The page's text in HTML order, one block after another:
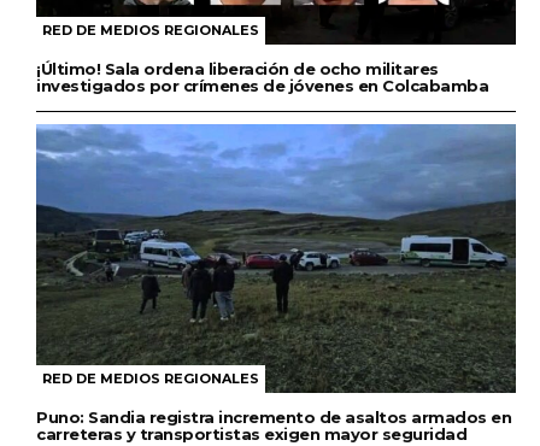
RED DE MEDIOS REGIONALES
¡Último! Sala ordena liberación de ocho militares
investigados por crímenes de jóvenes en Colcabamba
RED DE MEDIOS REGIONALES
Puno: Sandia registra incremento de asaltos armados en
carreteras y transportistas exigen mayor seguridad